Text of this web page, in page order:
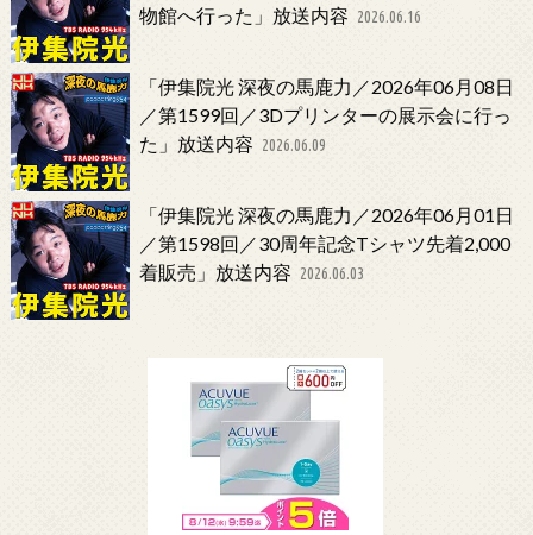
物館へ行った」放送内容 2026.06.16
「伊集院光 深夜の馬鹿力／2026年06月08日
／第1599回／3Dプリンターの展示会に行っ
た」放送内容 2026.06.09
「伊集院光 深夜の馬鹿力／2026年06月01日
／第1598回／30周年記念Tシャツ先着2,000
着販売」放送内容 2026.06.03